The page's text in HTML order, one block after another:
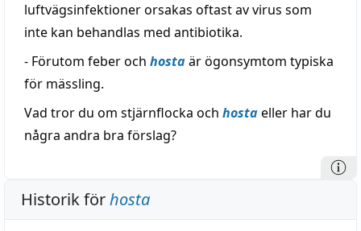
luftvägsinfektioner orsakas oftast av virus som
inte kan behandlas med antibiotika.
- Förutom feber och hostaär ögonsymtom typiska
för mässling.
Vad tror du om stjärnflocka och hostaeller har du
några andra bra förslag?
Historik förhosta